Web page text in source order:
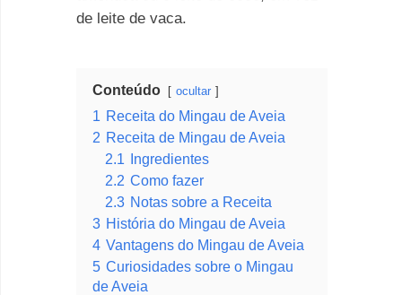
de leite de vaca.
Conteúdo ocultar
1 Receita do Mingau de Aveia
2 Receita de Mingau de Aveia
2.1
Ingredientes
2.2 Como fazer
2.3 Notas sobre a Receita
3 História do Mingau de Aveia
4 Vantagens do Mingau de Aveia
5 Curiosidades sobre o Mingau
de Aveia